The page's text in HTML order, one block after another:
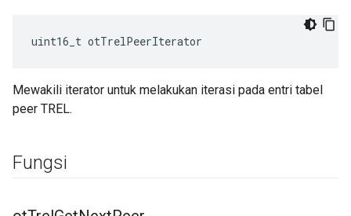
uint16_t otTrelPeerIterator
Mewakili iterator untuk melakukan iterasi pada entri tabel
peer TREL.
Fungsi